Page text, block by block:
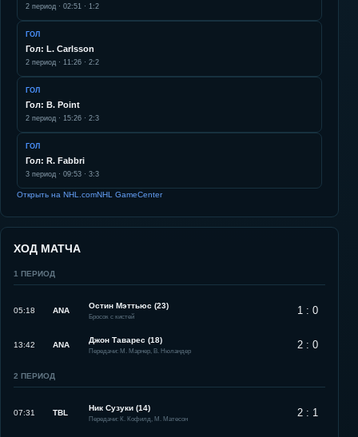
2 период · 02:51 · 1:2
ГОЛ
Гол: L. Carlsson
2 период · 11:26 · 2:2
ГОЛ
Гол: B. Point
2 период · 15:26 · 2:3
ГОЛ
Гол: R. Fabbri
3 период · 09:53 · 3:3
Открыть на NHL.comNHL GameCenter
ХОД МАТЧА
1 ПЕРИОД
05:18 ANA
Остин Мэттьюс (23)
Бросок с кистей 1 : 0
13:42 ANA
Джон Таварес (18)
Передачи: М. Марнер, В. Нюландер 2 : 0
2 ПЕРИОД
07:31 TBL
Ник Сузуки (14)
Передачи: К. Кофилд, М. Матесон 2 : 1